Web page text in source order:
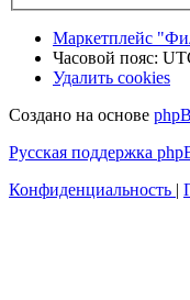
Маркетплейс
Часовой пояс:
Удалить cookies
Создано на основе
Русская поддержка
Конфиденциальность |